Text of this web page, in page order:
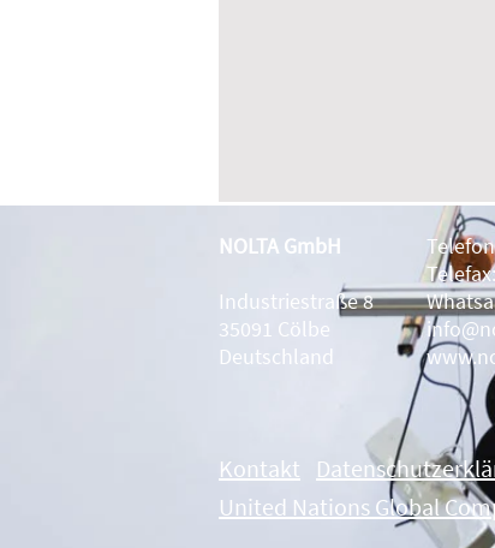
NOLTA GmbH
Industriestraße 8
35091 Cölbe
Deutschland
Kontakt
United Nations Global